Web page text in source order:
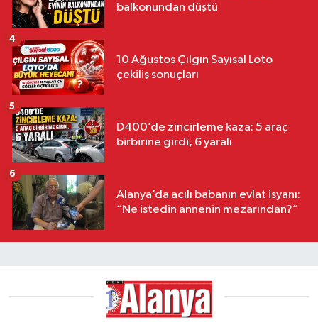
balkonundan düştü
10 Ağustos Çılgın Sayısal Loto
çekiliş sonuçları
4
D400’de zincirleme kaza: 5 araç
birbirine girdi, 6 yaralı
5
Alanya’da acılı babanın evlat isyanı:
“Ne istedin annenin mezarından?”
6